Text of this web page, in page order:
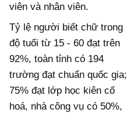
viên và nhân viên.
Tỷ lệ người biết chữ trong
độ tuổi từ 15 - 60 đạt trên
92%, toàn tỉnh có 194
trường đạt chuẩn quốc gia;
75% đạt lớp học kiên cố
hoá, nhà công vụ có 50%,